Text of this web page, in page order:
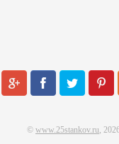
© www.25stankov.ru,